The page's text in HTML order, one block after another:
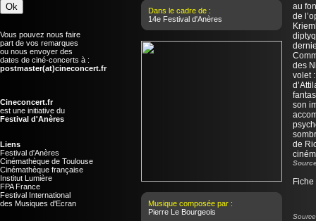
Vous pouvez nous faire
part de vos remarques
ou nous envoyer des
dates de ciné-concerts à :
postmaster(at)cineconcert.fr
Cineconcert.fr
est une initiative du
Festival d'Anères
Liens
Festival d'Anères
Cinémathèque de Toulouse
Cinémathèque française
Institut Lumière
FPA France
Festival International
des Musiques d'Ecran
Dans le cadre de :
14e Festival d'Anères
Musique composée par :
Pierre Le Bourgeois
au
de
des
volet
son
de